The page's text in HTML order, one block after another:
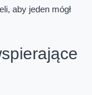
aby jeden mógł